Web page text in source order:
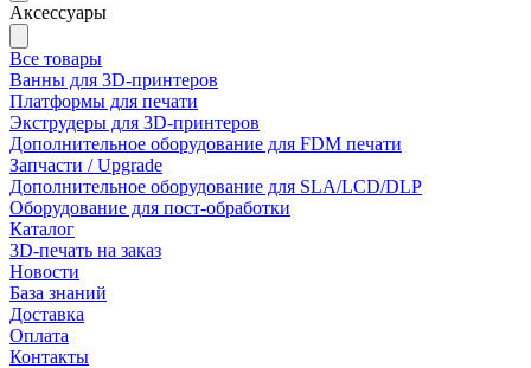
Аксессуары
Все товары
Ванны для 3D-принтеров
Платформы для печати
Экструдеры для 3D-принтеров
Дополнительное оборудование для FDM печати
Запчасти / Upgrade
Дополнительное оборудование для SLA/LCD/DLP
Оборудование для пост-обработки
Каталог
3D-печать на заказ
Новости
База знаний
Доставка
Оплата
Контакты